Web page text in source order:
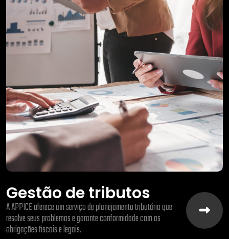
Gestão de tributos
A APPICE oferece um serviço de planejamento tributário que
resolve seus problemas e garante conformidade com as
obrigações fiscais e legais.